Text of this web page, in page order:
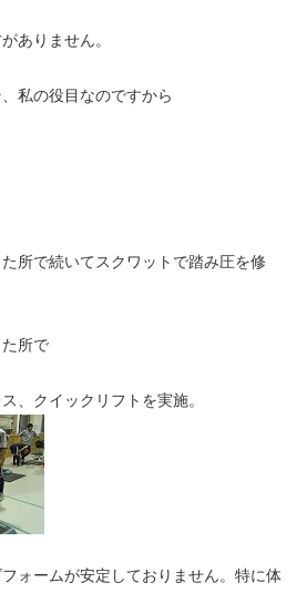
ありません。
私の役目なのですから
所で続いてスクワットで踏み圧を修
所で
、クイックリフトを実施。
ォームが安定しておりません。特に体